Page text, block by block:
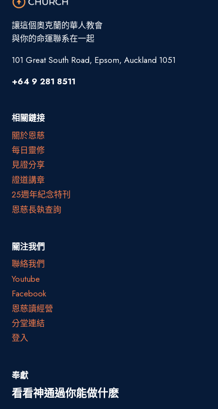
讓這個奧克蘭的華人教會
與你的命運聯系在一起
101 Great South Road, Epsom, Auckland 1051
+64 9 281 8511
相關鏈接
關於恩慈
每日靈修
見證分享
證道講章
25週年紀念特刊
恩慈長執查詢
關注我們
聯絡我們
Youtube
Facebook
恩慈讀經營
分堂連結
登入
奉獻
看看神通過你能做什麽